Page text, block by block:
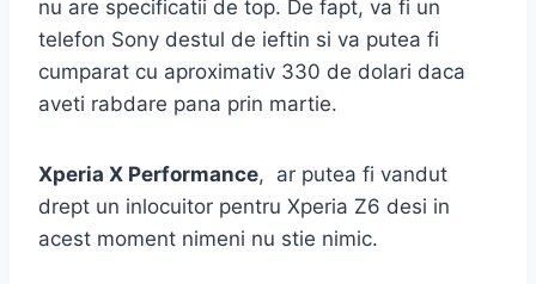
nu are specificatii de top. De fapt, va fi un
telefon Sony destul de ieftin si va putea fi
cumparat cu aproximativ 330 de dolari daca
aveti rabdare pana prin martie.
Xperia X Performance, ar putea fi vandut
drept un inlocuitor pentru Xperia Z6 desi in
acest moment nimeni nu stie nimic.